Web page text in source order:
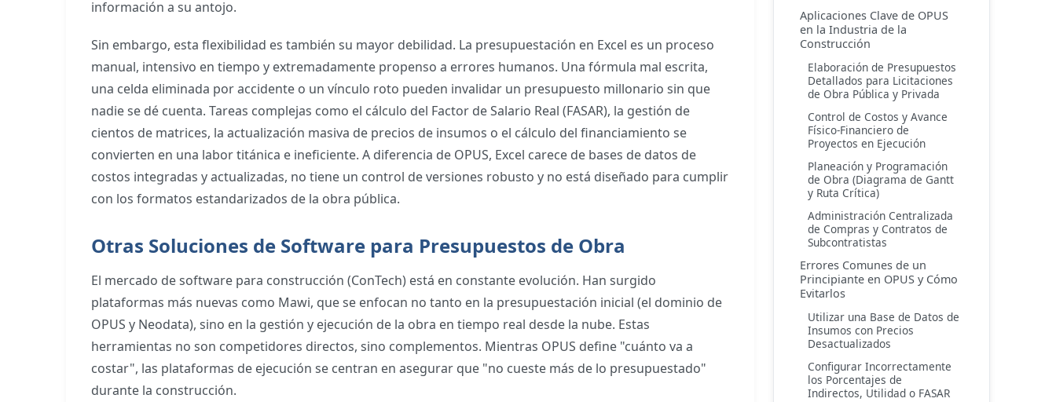
información a su antojo.
Sin embargo, esta flexibilidad es también su mayor debilidad. La presupuestación en Excel es un proceso
manual, intensivo en tiempo y extremadamente propenso a errores humanos. Una fórmula mal escrita,
una celda eliminada por accidente o un vínculo roto pueden invalidar un presupuesto millonario sin que
nadie se dé cuenta. Tareas complejas como el cálculo del Factor de Salario Real (FASAR), la gestión de
cientos de matrices, la actualización masiva de precios de insumos o el cálculo del financiamiento se
convierten en una labor titánica e ineficiente. A diferencia de OPUS, Excel carece de bases de datos de
costos integradas y actualizadas, no tiene un control de versiones robusto y no está diseñado para cumplir
con los formatos estandarizados de la obra pública.
Otras Soluciones de Software para Presupuestos de Obra
El mercado de software para construcción (ConTech) está en constante evolución. Han surgido
plataformas más nuevas como Mawi, que se enfocan no tanto en la presupuestación inicial (el dominio de
OPUS y Neodata), sino en la gestión y ejecución de la obra en tiempo real desde la nube. Estas
herramientas no son competidores directos, sino complementos. Mientras OPUS define "cuánto va a
costar", las plataformas de ejecución se centran en asegurar que "no cueste más de lo presupuestado"
durante la construcción.
Aplicaciones Clave de OPUS
en la Industria de la
Construcción
Elaboración de Presupuestos
Detallados para Licitaciones
de Obra Pública y Privada
Control de Costos y Avance
Físico-Financiero de
Proyectos en Ejecución
Planeación y Programación
de Obra (Diagrama de Gantt
y Ruta Crítica)
Administración Centralizada
de Compras y Contratos de
Subcontratistas
Errores Comunes de un
Principiante en OPUS y Cómo
Evitarlos
Utilizar una Base de Datos de
Insumos con Precios
Desactualizados
Configurar Incorrectamente
los Porcentajes de
Indirectos, Utilidad o FASAR